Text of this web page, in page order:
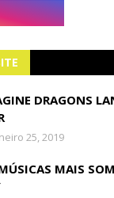
DRAGONS
25, 2019
MAIS